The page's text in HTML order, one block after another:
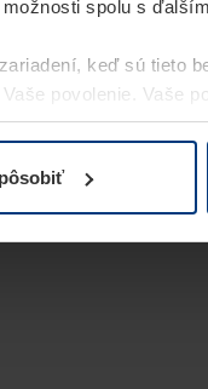
spolu s
keď sú tieto
povolenie. Vaše
o ochrane osobných